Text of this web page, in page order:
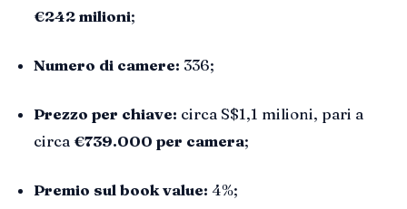
€242 milioni;
Numero di camere: 336;
Prezzo per chiave: circa S$1,1 milioni, pari a
circa €739.000 per camera;
Premio sul book value: 4%;